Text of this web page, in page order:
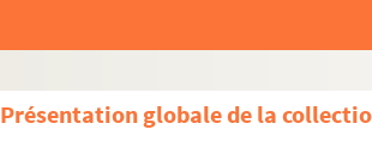
Présentation globale de la
Ms. 450. Fondation de rente sur le fief de